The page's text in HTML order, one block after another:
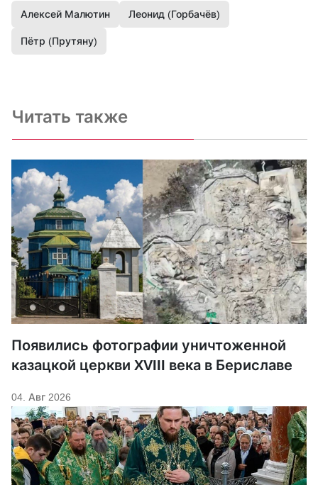
Алексей Малютин Леонид (Горбачёв)
Пётр (Прутяну)
Читать также
Появились фотографии уничтоженной
казацкой церкви XVIII века в Бериславе
04. Авг 2026